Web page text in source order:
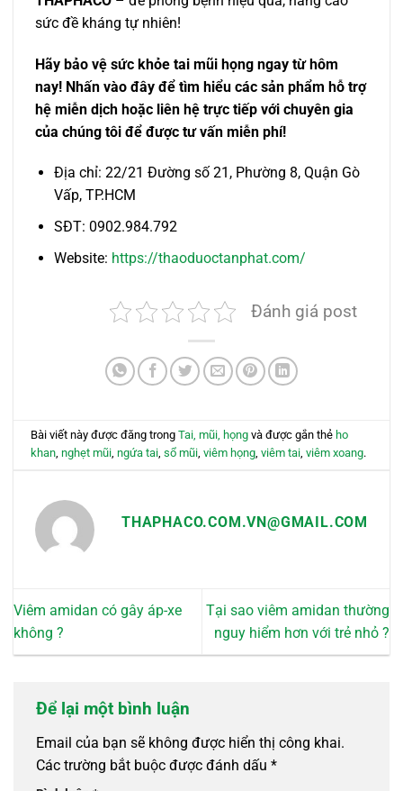
sức đề kháng tự nhiên!
Hãy bảo vệ sức khỏe tai mũi họng ngay từ hôm
nay! Nhấn vào đây để tìm hiểu các sản phẩm hỗ trợ
hệ miễn dịch hoặc liên hệ trực tiếp với chuyên gia
của chúng tôi để được tư vấn miễn phí!
Địa chỉ: 22/21 Đường số 21, Phường 8, Quận Gò
Vấp, TP.HCM
SĐT: 0902.984.792
Website: https://thaoduoctanphat.com/
Đánh giá post
Bài viết này được đăng trongTai, mũi, họng và được gắn thẻ ho
khan,nghẹt mũi,ngứa tai,sổ mũi,viêm họng,viêm tai,viêm xoang.
THAPHACO.COM.VN@GMAIL.COM
Viêm amidan có gây áp-xe
không ?
Tại sao viêm amidan thường
nguy hiểm hơn với trẻ nhỏ ?
Để lại một bình luận
Email của bạn sẽ không được hiển thị công khai.
Các trường bắt buộc được đánh dấu *